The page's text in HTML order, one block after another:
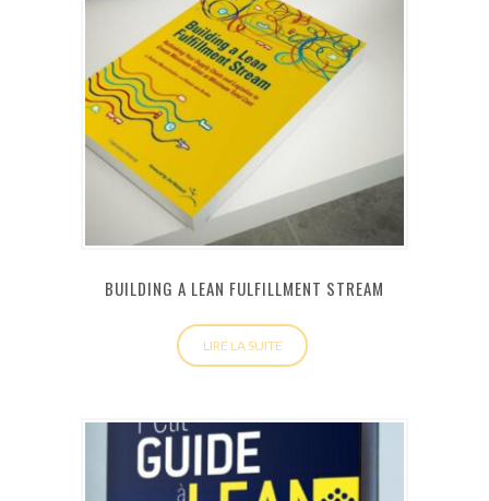
BUILDING A LEAN FULFILLMENT STREAM
LIRE LA SUITE